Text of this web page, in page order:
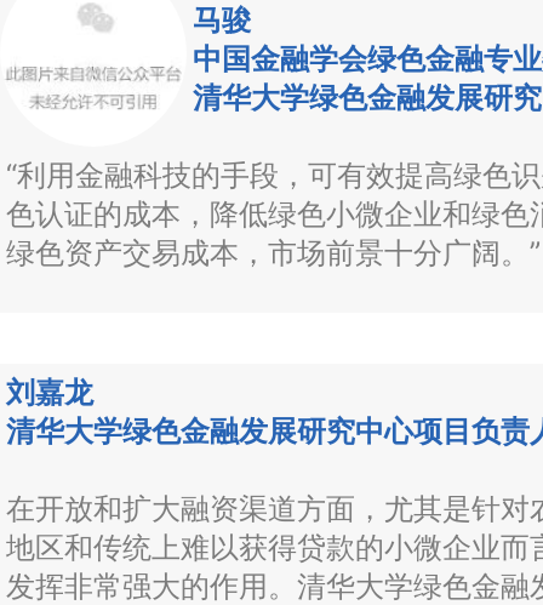
马骏
中国金融学会绿色金融专
清华大学绿色金融发展研
“利用金融科技的手段，可有效提高绿色
色认证的成本，降低绿色小微企业和绿色
绿色资产交易成本，市场前景十分广阔。”
刘嘉龙
清华大学绿色金融发展研究中心项目负责
在开放和扩大融资渠道方面，尤其是针对
地区和传统上难以获得贷款的小微企业而
发挥非常强大的作用。清华大学绿色金融